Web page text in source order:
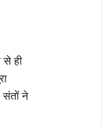
ही
संतों ने